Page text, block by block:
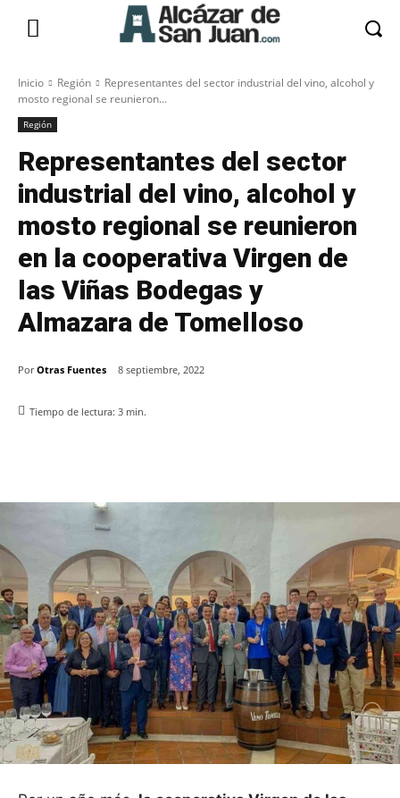
Inicio Región
Representantes del sector industrial del vino, alcohol y
mosto regional se reunieron...
Región
Representantes del sector
industrial del vino, alcohol y
mosto regional se reunieron
en la cooperativa Virgen de
las Viñas Bodegas y
Almazara de Tomelloso
Por Otras Fuentes 8 septiembre, 2022
Tiempo de lectura: 3 min.